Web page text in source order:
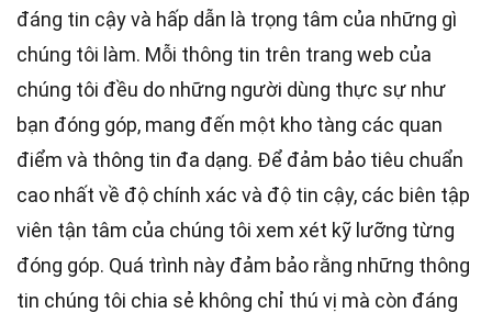
đáng tin cậy và hấp dẫn là trọng tâm của những gì
chúng tôi làm. Mỗi thông tin trên trang web của
chúng tôi đều do những người dùng thực sự như
bạn đóng góp, mang đến một kho tàng các quan
điểm và thông tin đa dạng. Để đảm bảo tiêu chuẩn
cao nhất về độ chính xác và độ tin cậy, các biên tập
viên tận tâm của chúng tôi xem xét kỹ lưỡng từng
đóng góp. Quá trình này đảm bảo rằng những thông
tin chúng tôi chia sẻ không chỉ thú vị mà còn đáng